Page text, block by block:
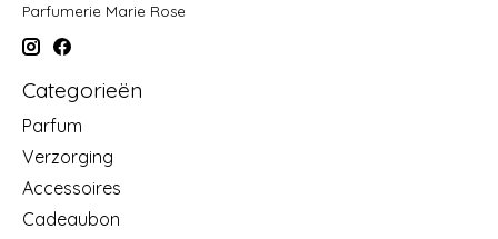
Parfumerie Marie Rose
Categorieën
Parfum
Verzorging
Accessoires
Cadeaubon